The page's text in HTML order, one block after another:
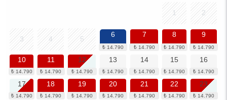
1 2
3 4 5
6 7 8 9
10 11 12 13 14 15 16
17 18 19 20 21 22 23